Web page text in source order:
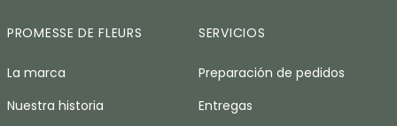
PROMESSE DE FLEURS
La marca
Nuestra historia
SERVICIOS
Preparación de pedidos
Entregas